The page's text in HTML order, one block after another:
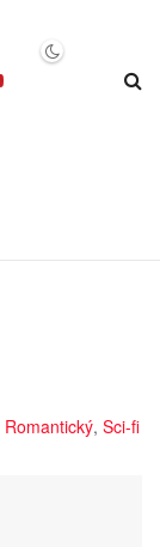
Romantický, Sci-fi